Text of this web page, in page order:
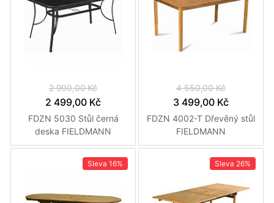
2 990,00 Kč
2 499,00 Kč
FDZN 5030 Stůl černá
deska FIELDMANN
4 550,00 Kč
3 499,00 Kč
FDZN 4002-T Dřevěný stůl
FIELDMANN
Sleva 16% Sleva 26%